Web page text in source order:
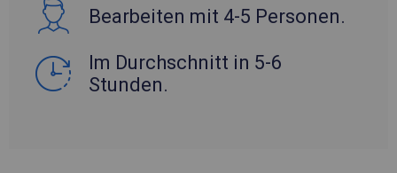
Bearbeiten mit 4-5 Personen.
Im Durchschnitt in 5-6
Stunden.